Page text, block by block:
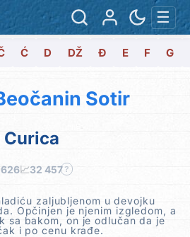
☰
Ć D DŽ Đ E F G
Sotir
Curica
626📈32 457 ?
zaljubljenom u devojku
Opčinjen je njenim izgledom, a
sa bakom, on je odlučan da je
i po cenu krađe.